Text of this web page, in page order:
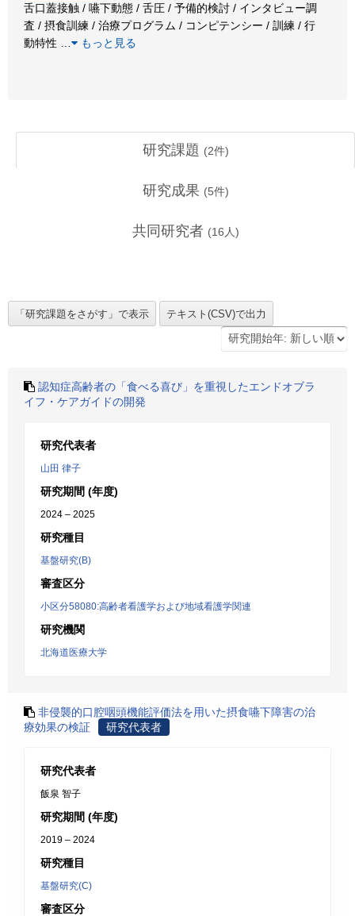
舌口蓋接触 / 嚥下動態 / 舌圧 / 予備的検討 / インタビュー調
査 / 摂食訓練 / 治療プログラム / コンピテンシー / 訓練 / 行
動特性
もっと見る
研究課題 (2件)
研究成果 (5件)
共同研究者 (16 人)
認知症高齢者の「食べる喜び」を重視したエンドオブラ
イフ・ケアガイドの開発
研究代表者
山田 律子
研究期間 (年度)
2024 – 2025
研究種目
基盤研究(B)
審査区分
小区分58080:高齢者看護学および地域看護学関連
研究機関
北海道医療大学
非侵襲的口腔咽頭機能評価法を用いた摂食嚥下障害の治
療効果の検証
研究代表者
研究代表者
飯泉 智子
研究期間 (年度)
2019 – 2024
研究種目
基盤研究(C)
審査区分